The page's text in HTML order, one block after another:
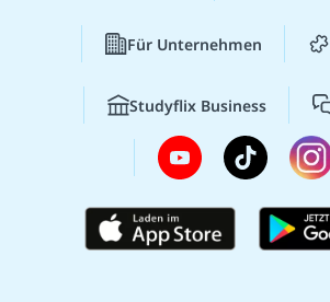
Für Unternehmen
Studyflix Business